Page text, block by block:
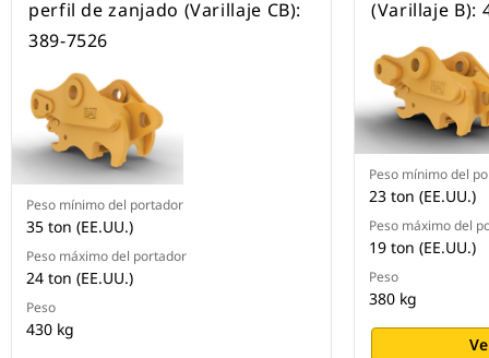
perfil de zanjado (Varillaje CB):
389-7526
Peso mínimo del portador
35 ton (EE.UU.)
Peso máximo del portador
24 ton (EE.UU.)
Peso
430 kg
(Varillaje B):
Peso mínimo del
23 ton (EE.UU.)
Peso máximo del
19 ton (EE.UU.)
Peso
380 kg